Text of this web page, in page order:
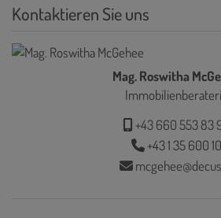
Kontaktieren Sie uns
Mag. Roswitha
+43 660 553 83
+43 1 35 600 10